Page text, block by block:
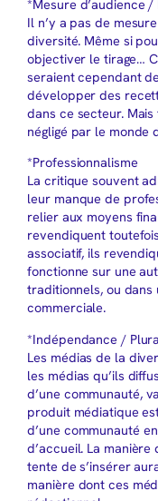
*Mesure d’audience /
Il n’y a pas de
diversité. Même si
objectiver le tirage…
seraient cependant
développer des
dans ce secteur.
négligé par le monde
*Professionnalisme
La critique souvent
leur manque de
relier aux moyens
revendiquent
associatif, ils
fonctionne sur une
traditionnels, ou
commerciale.
*Indépendance /
Les médias de la
les médias qu’ils
d’une communauté,
produit médiatique
d’une communauté
d’accueil. La manière
tente de s’insérer
manière dont ces